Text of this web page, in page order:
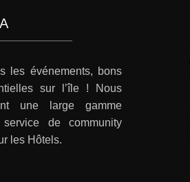
les événements, bons
sur l’île ! Nous
une large gamme
de community
les Hôtels.